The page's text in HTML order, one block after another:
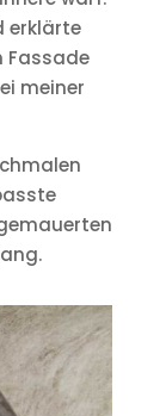
erklärte
Fassade
meiner